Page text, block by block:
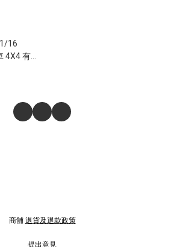
16
4X4 有
商舖 退貨及退款政策
提出意見